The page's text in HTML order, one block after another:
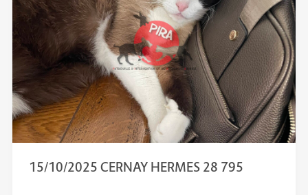
15/10/2025 CERNAY HERMES 28 795